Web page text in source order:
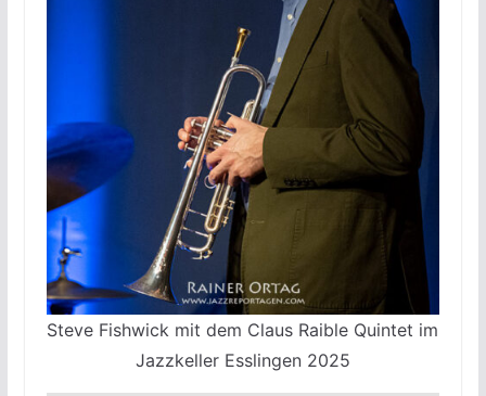
Steve Fishwick mit dem Claus Raible Quintet im
Jazzkeller Esslingen 2025